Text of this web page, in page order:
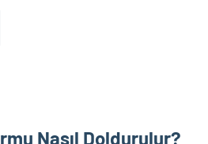
Nasıl Doldurulur?